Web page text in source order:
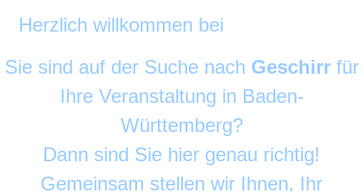
Herzlich willkommen bei
Sie sind auf der Suche nach Geschirr für
Ihre Veranstaltung in Baden-
Württemberg?
Dann sind Sie hier genau richtig!
Gemeinsam stellen wir Ihnen, Ihr